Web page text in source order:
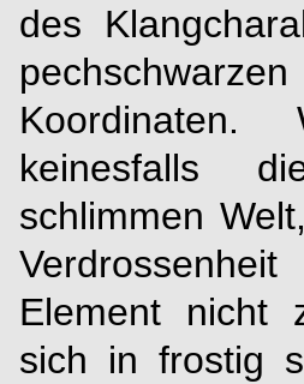
des
Koordinaten.
keinesfalls
schlimmen
Element nicht
sich in frostig